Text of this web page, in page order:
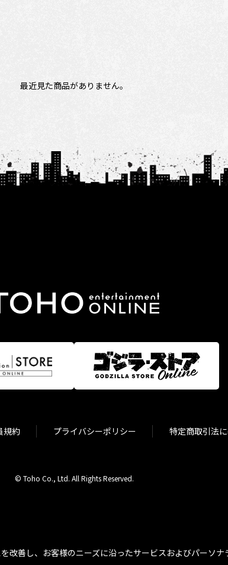
最近見た商品がありません。
規約 プライバシーポリシー 特定商取引法
© Toho Co., Ltd. All Rights Reserved.
改善し、お客様のニーズに沿ったサービスおよびパーソ